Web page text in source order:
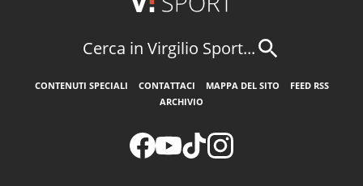
Cerca in Virgilio Sport...
CONTENUTI SPECIALI CONTATTACI MAPPA DEL SITO
FEED RSS
ARCHIVIO